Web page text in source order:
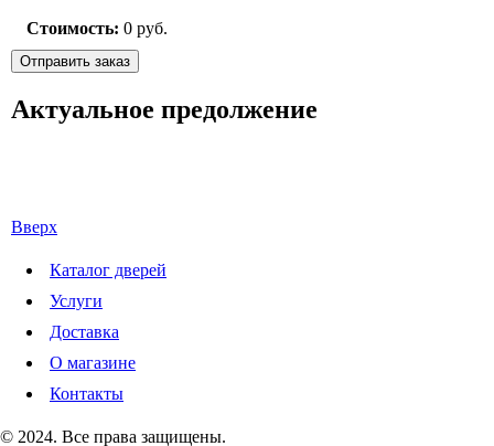
Стоимость: 0 руб.
Актуальное предолжение
Вверх
Каталог дверей
Услуги
Доставка
О магазине
Контакты
© 2024. Все права защищены.